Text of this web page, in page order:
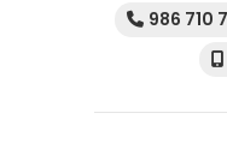
986 710